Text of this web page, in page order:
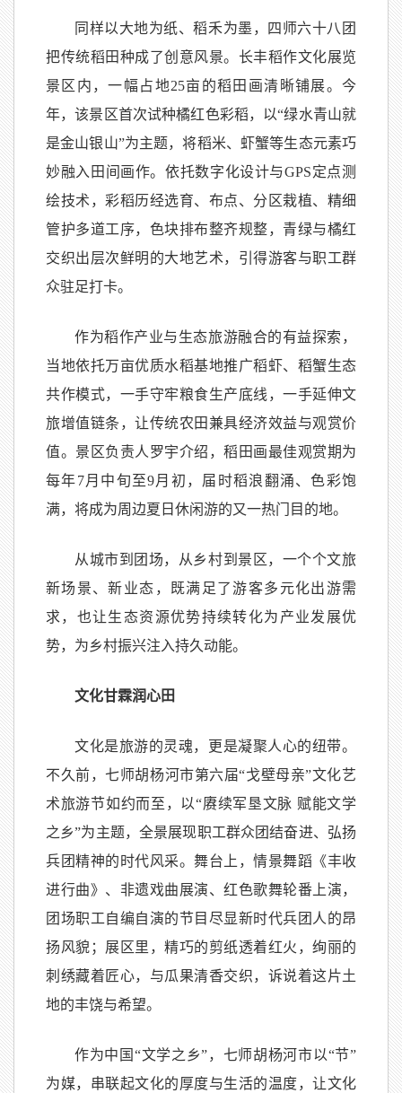
同样以大地为纸、稻禾为墨，四师六十八团
把传统稻田种成了创意风景。长丰稻作文化展览
景区内，一幅占地25亩的稻田画清晰铺展。今
年，该景区首次试种橘红色彩稻，以“绿水青山就
是金山银山”为主题，将稻米、虾蟹等生态元素巧
妙融入田间画作。依托数字化设计与GPS定点测
绘技术，彩稻历经选育、布点、分区栽植、精细
管护多道工序，色块排布整齐规整，青绿与橘红
交织出层次鲜明的大地艺术，引得游客与职工群
众驻足打卡。
作为稻作产业与生态旅游融合的有益探索，
当地依托万亩优质水稻基地推广稻虾、稻蟹生态
共作模式，一手守牢粮食生产底线，一手延伸文
旅增值链条，让传统农田兼具经济效益与观赏价
值。景区负责人罗宇介绍，稻田画最佳观赏期为
每年7月中旬至9月初，届时稻浪翻涌、色彩饱
满，将成为周边夏日休闲游的又一热门目的地。
从城市到团场，从乡村到景区，一个个文旅
新场景、新业态，既满足了游客多元化出游需
求，也让生态资源优势持续转化为产业发展优
势，为乡村振兴注入持久动能。
文化甘霖润心田
文化是旅游的灵魂，更是凝聚人心的纽带。
不久前，七师胡杨河市第六届“戈壁母亲”文化艺
术旅游节如约而至，以“赓续军垦文脉 赋能文学
之乡”为主题，全景展现职工群众团结奋进、弘扬
兵团精神的时代风采。舞台上，情景舞蹈《丰收
进行曲》、非遗戏曲展演、红色歌舞轮番上演，
团场职工自编自演的节目尽显新时代兵团人的昂
扬风貌；展区里，精巧的剪纸透着红火，绚丽的
刺绣藏着匠心，与瓜果清香交织，诉说着这片土
地的丰饶与希望。
作为中国“文学之乡”，七师胡杨河市以“节”
为媒，串联起文化的厚度与生活的温度，让文化